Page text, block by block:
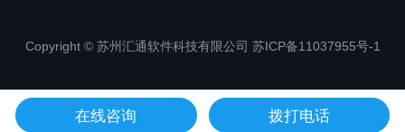
Copyright © 苏州汇通软件科技有限公司 苏ICP备11037955号-1
苏公网安备32050802010368
在线咨询 拨打电话